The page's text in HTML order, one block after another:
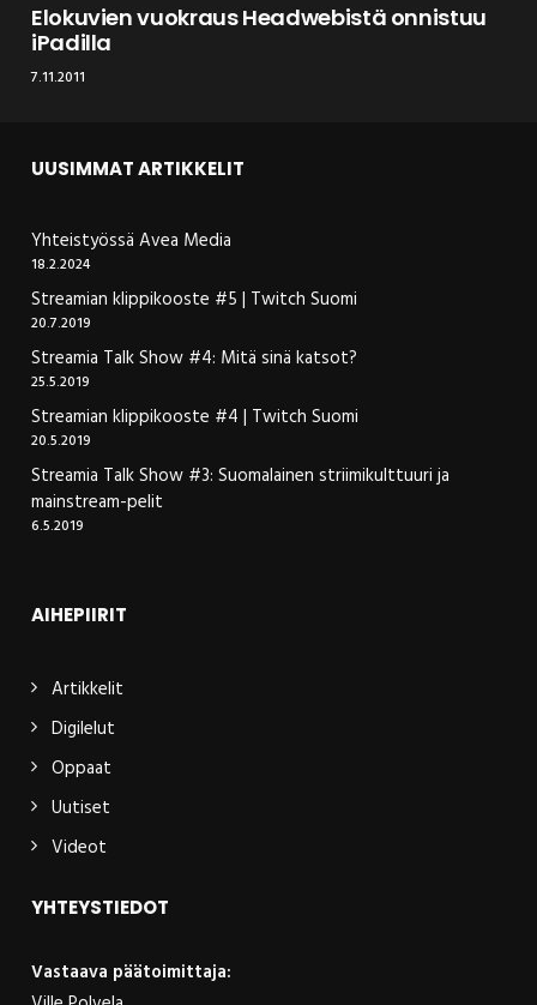
Elokuvien vuokraus Headwebistä onnistuu
iPadilla
7.11.2011
UUSIMMAT ARTIKKELIT
Yhteistyössä Avea Media
18.2.2024
Streamian klippikooste #5 | Twitch Suomi
20.7.2019
Streamia Talk Show #4: Mitä sinä katsot?
25.5.2019
Streamian klippikooste #4 | Twitch Suomi
20.5.2019
Streamia Talk Show #3: Suomalainen striimikulttuuri ja
mainstream-pelit
6.5.2019
AIHEPIIRIT
Artikkelit
Digilelut
Oppaat
Uutiset
Videot
YHTEYSTIEDOT
Vastaava päätoimittaja: